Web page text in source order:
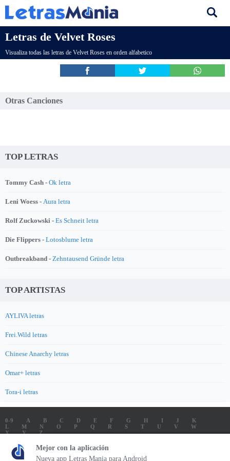
Letras de Velvet Roses
Visualiza todas las letras de Velvet Roses en orden alfabetico
Otras Canciones
TOP LETRAS
Tommy Cash - Ok letra
Leni Woess - Aura letra
Rolf Zuckowski - Es Schneit letra
Die Flippers - Lotosblume letra
Outbreakband - Zehntausend Gründe letra
TOP ARTISTAS
AYLIVA letras
Frei.Wild letras
Chinese Anarchy letras
Omar+ letras
Tora-i letras
0-9 A B C D E F G H I J
K
L
M N O P Q R S T U V
W
X
Y
Z
LETRAS
SOUNDTRACK LETRAS
TOP 100 LETRAS
ENVIA LETRAS
Mejor con la aplicación
Nueva app Letras Mania para Android